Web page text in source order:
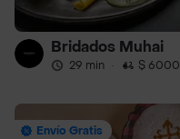
Bridados Muhai
29 min · $ 6000
Envío Gratis